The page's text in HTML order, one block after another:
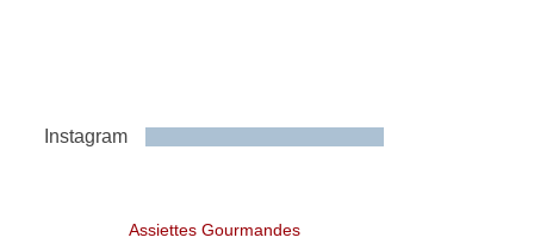
Instagram
Assiettes Gourmandes